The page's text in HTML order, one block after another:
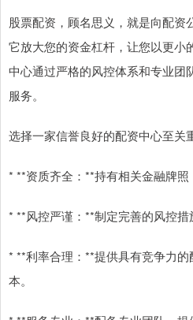
股票配资，顾名思义，就是向配资
它放大您的资金杠杆，让您以更小
中心通过严格的风控体系和专业团
服务。
选择一家信誉良好的配资中心至关
* **资质齐全：**持有相关金融牌照
* **风控严谨：**制定完善的风控措
* **利率合理：**提供具有竞争力
本。